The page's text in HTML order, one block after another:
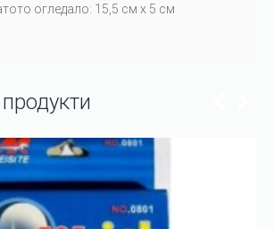
огледало: 15,5 см х 5 см